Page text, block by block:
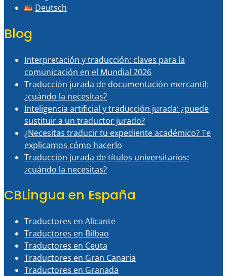
Deutsch
Blog
Interpretación y traducción: claves para la
comunicación en el Mundial 2026
Traducción jurada de documentación mercantil:
¿cuándo la necesitas?
Inteligencia artificial y traducción jurada: ¿puede
sustituir a un traductor jurado?
¿Necesitas traducir tu expediente académico? Te
explicamos cómo hacerlo
Traducción jurada de títulos universitarios:
¿cuándo la necesitas?
CBLingua en España
Traductores en Alicante
Traductores en Bilbao
Traductores en Ceuta
Traductores en Gran Canaria
Traductores en Granada